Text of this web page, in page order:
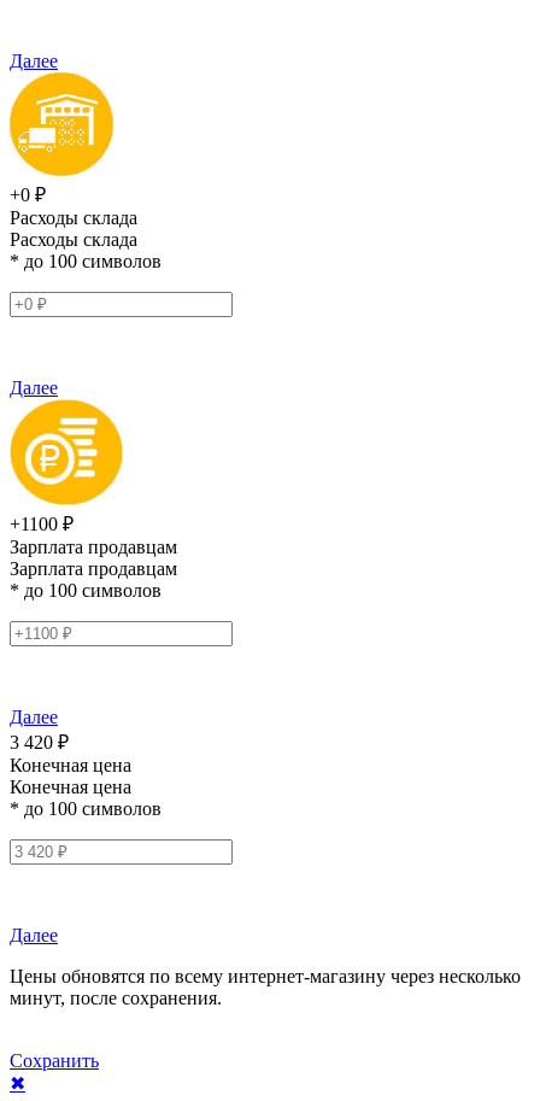
Далее
+0 ₽
Расходы склада
Расходы склада
* до 100 символов
Далее
+1100 ₽
Зарплата продавцам
Зарплата продавцам
* до 100 символов
Далее
3 420 ₽
Конечная цена
Конечная цена
* до 100 символов
Далее
Цены обновятся по всему интернет-магазину через несколько
минут, после сохранения.
Сохранить
✖